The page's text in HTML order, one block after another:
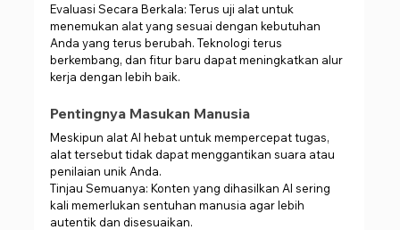
Evaluasi Secara Berkala: Terus uji alat untuk
menemukan alat yang sesuai dengan kebutuhan
Anda yang terus berubah. Teknologi terus
berkembang, dan fitur baru dapat meningkatkan alur
kerja dengan lebih baik.
Pentingnya Masukan Manusia
Meskipun alat AI hebat untuk mempercepat tugas,
alat tersebut tidak dapat menggantikan suara atau
penilaian unik Anda.
Tinjau Semuanya: Konten yang dihasilkan AI sering
kali memerlukan sentuhan manusia agar lebih
autentik dan disesuaikan.